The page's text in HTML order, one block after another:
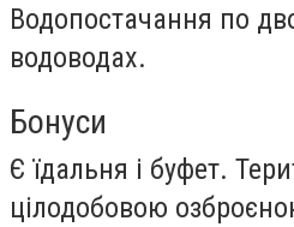
Водопостачання по
водоводах.
Бонуси
Є їдальня і буфет.
цілодобовою